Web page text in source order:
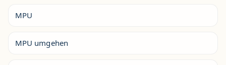
MPU
MPU umgehen